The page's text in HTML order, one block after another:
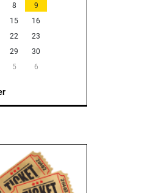
8
9
15
16
22
23
29
30
5 6